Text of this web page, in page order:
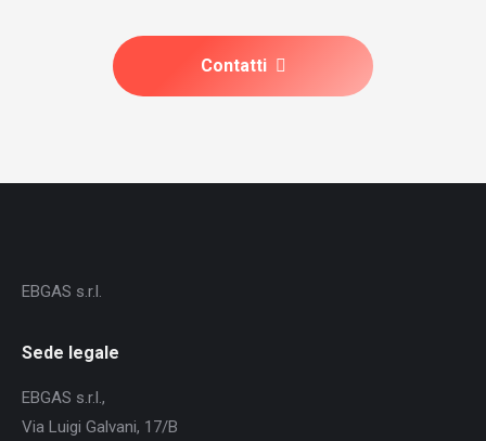
Contatti
EBGAS s.r.l.
Sede legale
EBGAS s.r.l.,
Via Luigi Galvani, 17/B